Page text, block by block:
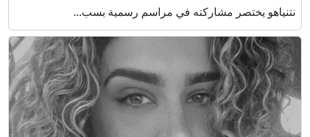
نتنياهو يختصر مشاركته في مراسم رسمية بسب...